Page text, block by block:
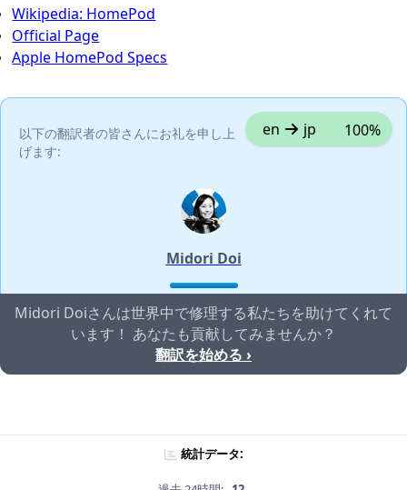
Wikipedia: HomePod
Official Page
Apple HomePod Specs
以下の翻訳者の皆さんにお礼を申し上
げます:
en jp 100%
Midori Doi
Midori Doiさんは世界中で修理する私たちを助けてくれて
います！ あなたも貢献してみませんか？
翻訳を始める ›
統計データ: